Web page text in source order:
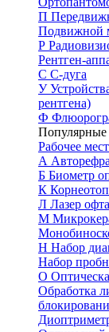
П
Подвижной
Р
Рентген-
С С-дуга
У
рентгена)
Ф
Популярные
Рабочее
А
Б Биометр
К
Л Лазер
М
Н Набор
Набор
О
Обработка